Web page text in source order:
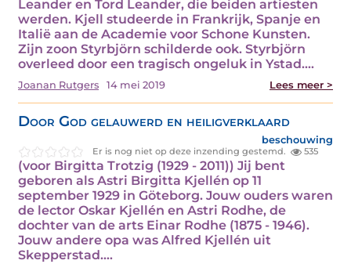
Leander en Tord Leander, die beiden artiesten
werden. Kjell studeerde in Frankrijk, Spanje en
Italië aan de Academie voor Schone Kunsten.
Zijn zoon Styrbjörn schilderde ook. Styrbjörn
overleed door een tragisch ongeluk in Ystad.…
Joanan Rutgers 14 mei 2019 Lees meer >
Door God gelauwerd en heiligverklaard
beschouwing
Er is nog niet op deze inzending gestemd. 535
(voor Birgitta Trotzig (1929 - 2011)) Jij bent
geboren als Astri Birgitta Kjellén op 11
september 1929 in Göteborg. Jouw ouders waren
de lector Oskar Kjellén en Astri Rodhe, de
dochter van de arts Einar Rodhe (1875 - 1946).
Jouw andere opa was Alfred Kjellén uit
Skepperstad.…